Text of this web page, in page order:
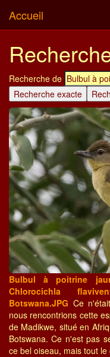
Accueil
Recherche de
Bulbul à poitrine
Chlorocichla
Botswana.JPG Ce
nous rencontrions cette
de Madikwe, situé en
Botswana. Ce n'est pas
ce bel oiseau, mais tout le